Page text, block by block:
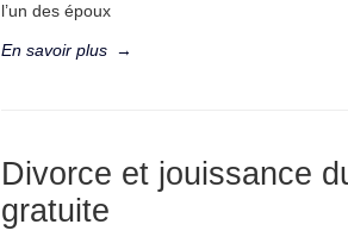
l’un des époux
En savoir plus →
Divorce et jouissance
gratuite